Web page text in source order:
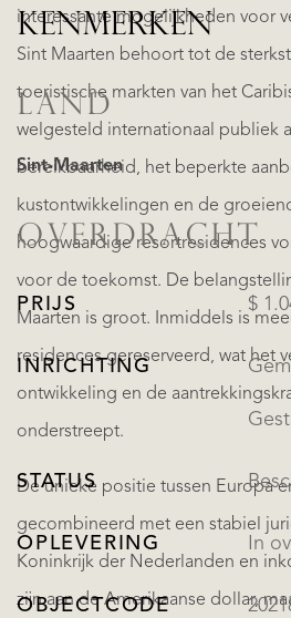
interessante mogelijkheden voor
Sint Maarten behoort tot de
toeristische markten van het
welgesteld internationaal publiek
bereikbaarheid, het beperkte
kustontwikkelingen en de
hoogwaardige resortresidences
voor de toekomst. De
Maarten is groot. Inmiddels is
residences gereserveerd, wat het
ontwikkeling en de
onderstreept.
De unieke positie tussen Europa
gecombineerd met een stabiel
Koninkrijk der Nederlanden en
zijn aan de Amerikaanse dollar,
KENMERKEN
LAND
Sint-Maarten
OVERDRACHT
PRIJS $
INRICHTING
STATUS
OPLEVERING In
OBJECTCODE